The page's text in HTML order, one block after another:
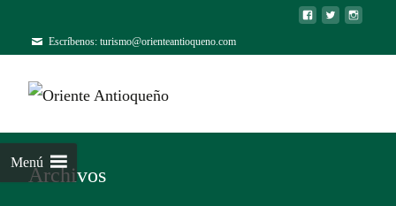
Escríbenos: turismo@orienteantioqueno.com
Menú
Archivos